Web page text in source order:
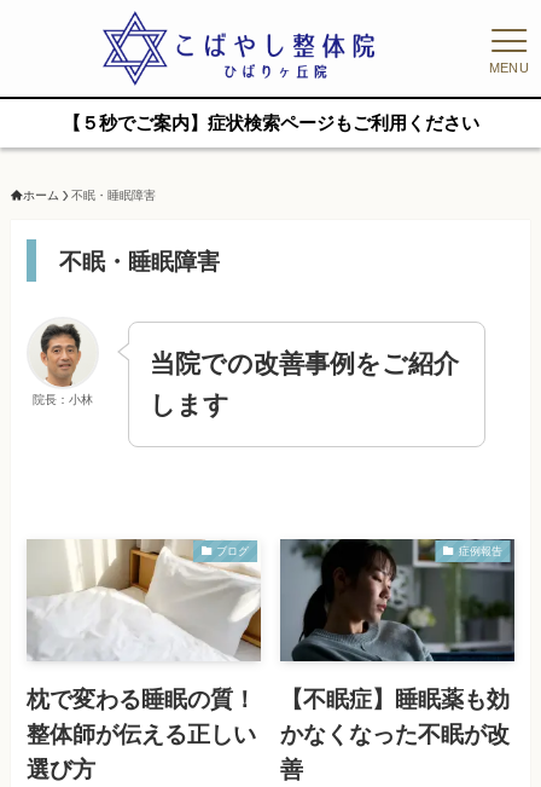
MENU
【５秒でご案内】症状検索ページもご利用ください
ホーム 不眠・睡眠障害
不眠・睡眠障害
院長：小林
当院での改善事例をご紹介
します
ブログ
枕で変わる睡眠の質！
整体師が伝える正しい
選び方
症例報告
【不眠症】睡眠薬も効
かなくなった不眠が改
善